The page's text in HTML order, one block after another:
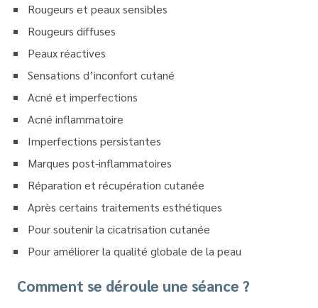
Rougeurs et peaux sensibles
Rougeurs diffuses
Peaux réactives
Sensations d’inconfort cutané
Acné et imperfections
Acné inflammatoire
Imperfections persistantes
Marques post-inflammatoires
Réparation et récupération cutanée
Après certains traitements esthétiques
Pour soutenir la cicatrisation cutanée
Pour améliorer la qualité globale de la peau
Comment se déroule une séance ?